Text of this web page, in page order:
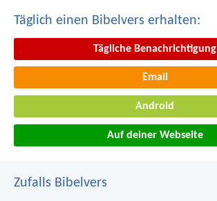
Täglich einen Bibelvers erhalten:
Tägliche Benachrichtigung
Email
Android
Auf deiner Webseite
Zufalls Bibelvers